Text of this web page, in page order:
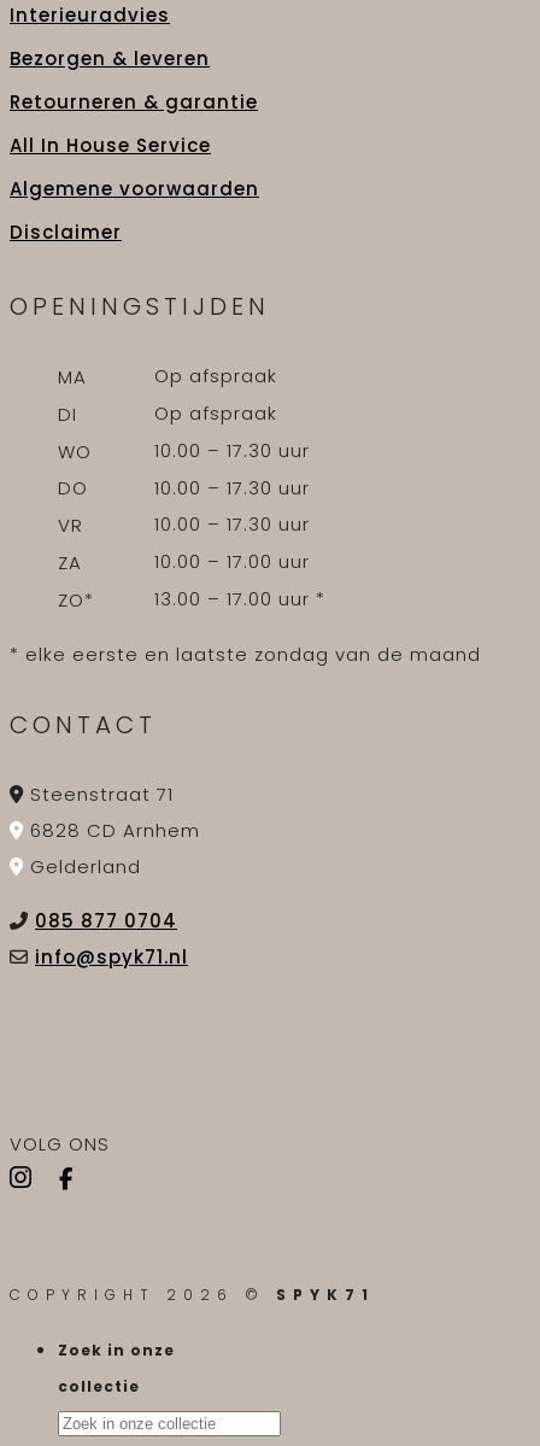
Interieuradvies
Bezorgen & leveren
Retourneren & garantie
All In House Service
Algemene voorwaarden
Disclaimer
OPENINGSTIJDEN
MA
Op afspraak
DI
Op afspraak
WO
10.00 – 17.30 uur
DO
10.00 – 17.30 uur
VR
10.00 – 17.30 uur
ZA
10.00 – 17.00 uur
ZO*
13.00 – 17.00 uur *
* elke eerste en laatste zondag van de maand
CONTACT
Steenstraat 71
6828 CD Arnhem
Gelderland
085 877 0704
info@spyk71.nl
VOLG ONS
COPYRIGHT 2026 © SPYK71
Zoek in onze
collectie